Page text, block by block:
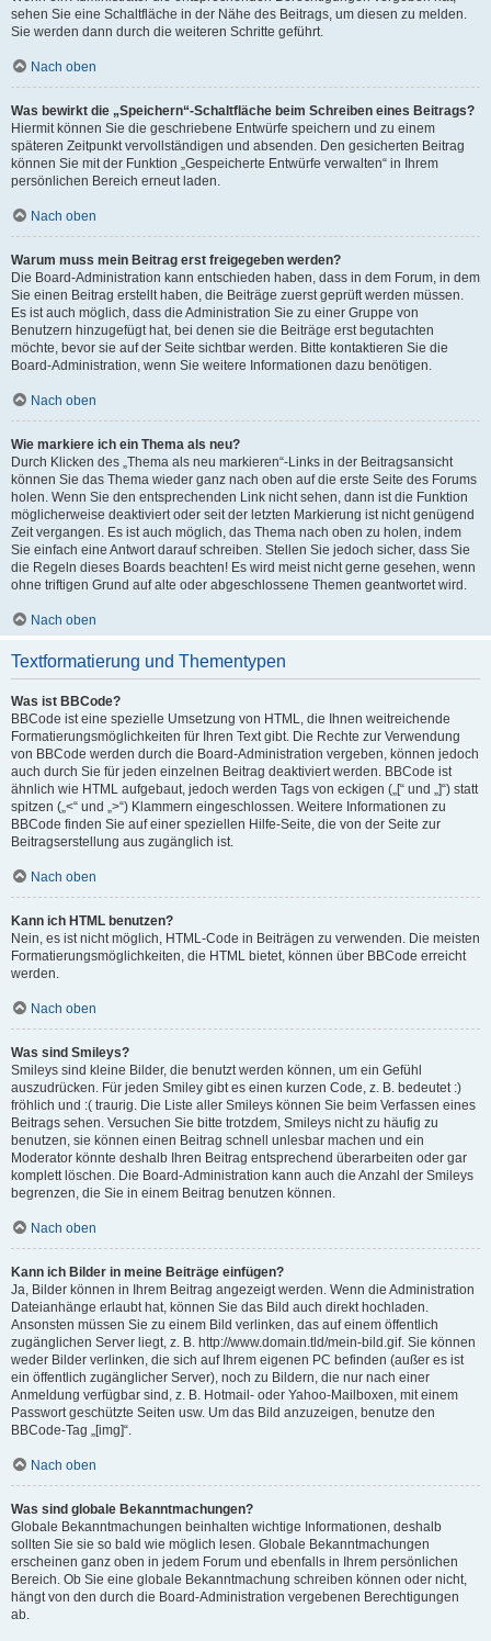
sehen Sie eine Schaltfläche in der Nähe des Beitrags, um diesen zu melden.
Sie werden dann durch die weiteren Schritte geführt.
Nach oben
Was bewirkt die „Speichern“-Schaltfläche beim Schreiben eines Beitrags?
Hiermit können Sie die geschriebene Entwürfe speichern und zu einem
späteren Zeitpunkt vervollständigen und absenden. Den gesicherten Beitrag
können Sie mit der Funktion „Gespeicherte Entwürfe verwalten“ in Ihrem
persönlichen Bereich erneut laden.
Nach oben
Warum muss mein Beitrag erst freigegeben werden?
Die Board-Administration kann entschieden haben, dass in dem Forum, in dem
Sie einen Beitrag erstellt haben, die Beiträge zuerst geprüft werden müssen.
Es ist auch möglich, dass die Administration Sie zu einer Gruppe von
Benutzern hinzugefügt hat, bei denen sie die Beiträge erst begutachten
möchte, bevor sie auf der Seite sichtbar werden. Bitte kontaktieren Sie die
Board-Administration, wenn Sie weitere Informationen dazu benötigen.
Nach oben
Wie markiere ich ein Thema als neu?
Durch Klicken des „Thema als neu markieren“-Links in der Beitragsansicht
können Sie das Thema wieder ganz nach oben auf die erste Seite des Forums
holen. Wenn Sie den entsprechenden Link nicht sehen, dann ist die Funktion
möglicherweise deaktiviert oder seit der letzten Markierung ist nicht genügend
Zeit vergangen. Es ist auch möglich, das Thema nach oben zu holen, indem
Sie einfach eine Antwort darauf schreiben. Stellen Sie jedoch sicher, dass Sie
die Regeln dieses Boards beachten! Es wird meist nicht gerne gesehen, wenn
ohne triftigen Grund auf alte oder abgeschlossene Themen geantwortet wird.
Nach oben
Textformatierung und Thementypen
Was ist BBCode?
BBCode ist eine spezielle Umsetzung von HTML, die Ihnen weitreichende
Formatierungsmöglichkeiten für Ihren Text gibt. Die Rechte zur Verwendung
von BBCode werden durch die Board-Administration vergeben, können jedoch
auch durch Sie für jeden einzelnen Beitrag deaktiviert werden. BBCode ist
ähnlich wie HTML aufgebaut, jedoch werden Tags von eckigen („[“ und „]“) statt
spitzen („<“ und „>“) Klammern eingeschlossen. Weitere Informationen zu
BBCode finden Sie auf einer speziellen Hilfe-Seite, die von der Seite zur
Beitragserstellung aus zugänglich ist.
Nach oben
Kann ich HTML benutzen?
Nein, es ist nicht möglich, HTML-Code in Beiträgen zu verwenden. Die meisten
Formatierungsmöglichkeiten, die HTML bietet, können über BBCode erreicht
werden.
Nach oben
Was sind Smileys?
Smileys sind kleine Bilder, die benutzt werden können, um ein Gefühl
auszudrücken. Für jeden Smiley gibt es einen kurzen Code, z. B. bedeutet :)
fröhlich und :( traurig. Die Liste aller Smileys können Sie beim Verfassen eines
Beitrags sehen. Versuchen Sie bitte trotzdem, Smileys nicht zu häufig zu
benutzen, sie können einen Beitrag schnell unlesbar machen und ein
Moderator könnte deshalb Ihren Beitrag entsprechend überarbeiten oder gar
komplett löschen. Die Board-Administration kann auch die Anzahl der Smileys
begrenzen, die Sie in einem Beitrag benutzen können.
Nach oben
Kann ich Bilder in meine Beiträge einfügen?
Ja, Bilder können in Ihrem Beitrag angezeigt werden. Wenn die Administration
Dateianhänge erlaubt hat, können Sie das Bild auch direkt hochladen.
Ansonsten müssen Sie zu einem Bild verlinken, das auf einem öffentlich
zugänglichen Server liegt, z. B. http://www.domain.tld/mein-bild.gif. Sie können
weder Bilder verlinken, die sich auf Ihrem eigenen PC befinden (außer es ist
ein öffentlich zugänglicher Server), noch zu Bildern, die nur nach einer
Anmeldung verfügbar sind, z. B. Hotmail- oder Yahoo-Mailboxen, mit einem
Passwort geschützte Seiten usw. Um das Bild anzuzeigen, benutze den
BBCode-Tag „[img]“.
Nach oben
Was sind globale Bekanntmachungen?
Globale Bekanntmachungen beinhalten wichtige Informationen, deshalb
sollten Sie sie so bald wie möglich lesen. Globale Bekanntmachungen
erscheinen ganz oben in jedem Forum und ebenfalls in Ihrem persönlichen
Bereich. Ob Sie eine globale Bekanntmachung schreiben können oder nicht,
hängt von den durch die Board-Administration vergebenen Berechtigungen
ab.